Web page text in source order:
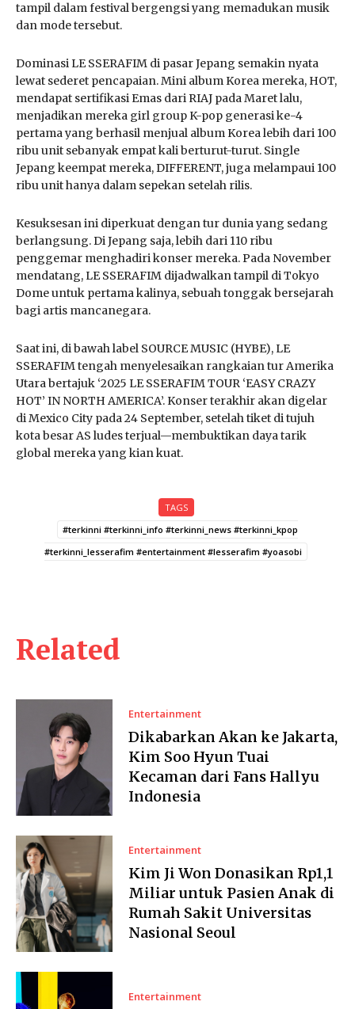
tampil dalam festival bergengsi yang memadukan musik
dan mode tersebut.
Dominasi LE SSERAFIM di pasar Jepang semakin nyata
lewat sederet pencapaian. Mini album Korea mereka, HOT,
mendapat sertifikasi Emas dari RIAJ pada Maret lalu,
menjadikan mereka girl group K-pop generasi ke-4
pertama yang berhasil menjual album Korea lebih dari 100
ribu unit sebanyak empat kali berturut-turut. Single
Jepang keempat mereka, DIFFERENT, juga melampaui 100
ribu unit hanya dalam sepekan setelah rilis.
Kesuksesan ini diperkuat dengan tur dunia yang sedang
berlangsung. Di Jepang saja, lebih dari 110 ribu
penggemar menghadiri konser mereka. Pada November
mendatang, LE SSERAFIM dijadwalkan tampil di Tokyo
Dome untuk pertama kalinya, sebuah tonggak bersejarah
bagi artis mancanegara.
Saat ini, di bawah label SOURCE MUSIC (HYBE), LE
SSERAFIM tengah menyelesaikan rangkaian tur Amerika
Utara bertajuk ‘2025 LE SSERAFIM TOUR ‘EASY CRAZY
HOT’ IN NORTH AMERICA’. Konser terakhir akan digelar
di Mexico City pada 24 September, setelah tiket di tujuh
kota besar AS ludes terjual—membuktikan daya tarik
global mereka yang kian kuat.
TAGS
#terkinni #terkinni_info #terkinni_news #terkinni_kpop
#terkinni_lesserafim #entertainment #lesserafim #yoasobi
Related
Entertainment
Dikabarkan Akan ke Jakarta,
Kim Soo Hyun Tuai
Kecaman dari Fans Hallyu
Indonesia
Entertainment
Kim Ji Won Donasikan Rp1,1
Miliar untuk Pasien Anak di
Rumah Sakit Universitas
Nasional Seoul
Entertainment